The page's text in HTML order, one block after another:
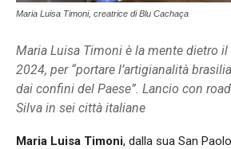
Maria Luisa Timoni, creatrice di Blu Cachaça
Maria Luisa Timoni è la mente dietro
2024, per “portare l’artigianalità
dai confini del Paese”. Lancio con
Silva in sei città italiane
Maria Luisa Timoni, dalla sua San